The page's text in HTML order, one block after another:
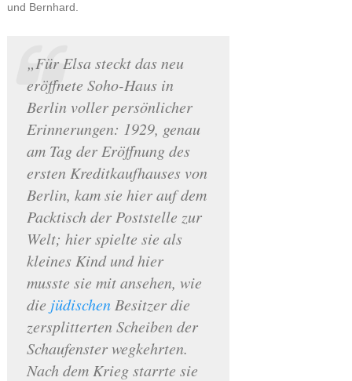
und Bernhard.
„Für Elsa steckt das neu
eröffnete Soho-Haus in
Berlin voller persönlicher
Erinnerungen: 1929, genau
am Tag der Eröffnung des
ersten Kreditkaufhauses von
Berlin, kam sie hier auf dem
Packtisch der Poststelle zur
Welt; hier spielte sie als
kleines Kind und hier
musste sie mit ansehen, wie
die jüdischenBesitzer die
zersplitterten Scheiben der
Schaufenster wegkehrten.
Nach dem Krieg starrte sie